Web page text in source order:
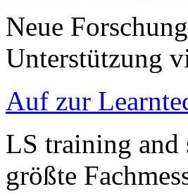
Neue
Unterstützung
Auf zur
LS training and
größte